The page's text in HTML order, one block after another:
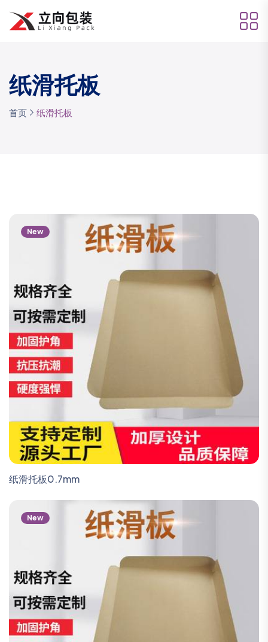
纸滑托板
首页 纸滑托板
New
纸滑托板0.7mm
New